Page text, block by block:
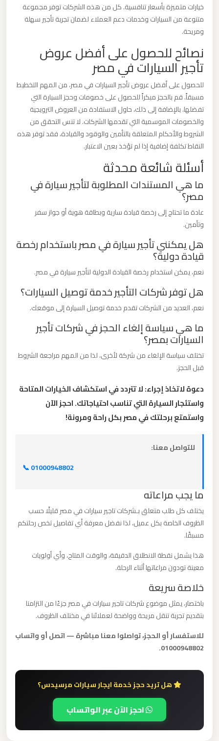
خيارات متميزة بأسعار تنافسية. كل من هذه الشركات توفر مجموعة
متنوعة من السيارات وخدمات دعم العملاء لضمان تجربة تأجير سهلة
ومريحة.
نصائح للحصول على أفضل عروض
تأجير السيارات في مصر
للحصول على أفضل عروض تأجير السيارات في مصر، من المهم التخطيط
مسبقاً. قم بالحجز مبكراً للحصول على خصومات وحجز السيارة التي
تفضلها. بالإضافة إلى ذلك، حاول الاستفادة من العروض الترويجية
والخصومات الموسمية التي تقدمها الشركات. لا تنس التحقق من
الشروط والأحكام المتعلقة بالتأمين والوقود والقيادة، فقد توفر هذه
النقاط تكلفة إضافية إذا لم تؤخذ بعين الاعتبار.
أسئلة شائعة محدثة
ما هي المستندات المطلوبة لتأجير سيارة في
مصر؟
عادة ما تحتاج إلى رخصة قيادة سارية وبطاقة هوية أو جواز سفر
وتأمين.
هل يمكنني تأجير سيارة في مصر باستخدام رخصة
قيادة دولية؟
نعم، يمكن استخدام رخصة القيادة الدولية لتأجير سيارة في مصر.
هل توفر شركات التأجير خدمة توصيل السيارات؟
نعم، العديد من الشركات تقدم خدمة توصيل السيارة إلى موقعك.
ما هي سياسة إلغاء الحجز في شركات تأجير
السيارات بمصر؟
تختلف سياسة الإلغاء من شركة لأخرى، لذا من المهم مراجعة الشروط
قبل الحجز.
دعوة لاتخاذ إجراء: لا تتردد في استكشاف الخيارات المتاحة
واستئجار السيارة التي تناسب احتياجاتك. احجز الآن
واستمتع برحلتك في مصر بكل راحة ومرونة!
للتواصل معنا:
📞 01000948802
ما يجب مراعاته
يختلف كل طلب متعلق بـشركات تاجير سيارات في مصر قليلًا حسب
الظروف الخاصة بكل عميل، لذا نفضل معرفة أي تفاصيل تخص رحلتكم
مسبقًا.
هذا يشمل نقطة الانطلاق الدقيقة، والوقت المتاح، وأي أولويات
معينة تودون مراعاتها أثناء الرحلة.
خلاصة سريعة
باختصار، يمثل موضوع شركات تاجير سيارات في مصر جزءًا من التزامنا
بتقديم تجربة تنقل مريحة وواضحة لعملائنا في مختلف الظروف.
للاستفسار أو الحجز، تواصلوا معنا مباشرة — اتصل أو واتساب
01000948802.
هل تريد حجز خدمة ايجار سيارات مرسيدس؟
احجز الآن عبر الواتساب
العرب
ليموزين
مطار
القاهرة
اسكندرية
ليموزين
مطار
القاهرة
الدولي
ليموزين
مطار
القاهرة
الساخن
ليموزين
القاهرة
أسعار
ليموزين
مطار
ليموزين
مطار
الغردقة
العلمين
الجديدة
ليموزين
العلمين
ليموزين
مطار
العالمين
ليموزين
العاصمة
مطار